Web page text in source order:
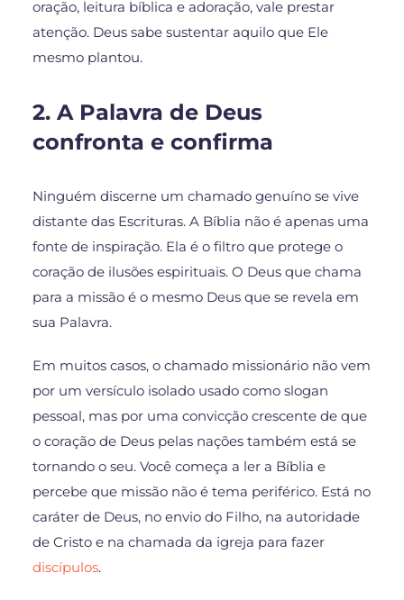
oração, leitura bíblica e adoração, vale prestar
atenção. Deus sabe sustentar aquilo que Ele
mesmo plantou.
2. A Palavra de Deus
confronta e confirma
Ninguém discerne um chamado genuíno se vive
distante das Escrituras. A Bíblia não é apenas uma
fonte de inspiração. Ela é o filtro que protege o
coração de ilusões espirituais. O Deus que chama
para a missão é o mesmo Deus que se revela em
sua Palavra.
Em muitos casos, o chamado missionário não vem
por um versículo isolado usado como slogan
pessoal, mas por uma convicção crescente de que
o coração de Deus pelas nações também está se
tornando o seu. Você começa a ler a Bíblia e
percebe que missão não é tema periférico. Está no
caráter de Deus, no envio do Filho, na autoridade
de Cristo e na chamada da igreja para fazer
discípulos.